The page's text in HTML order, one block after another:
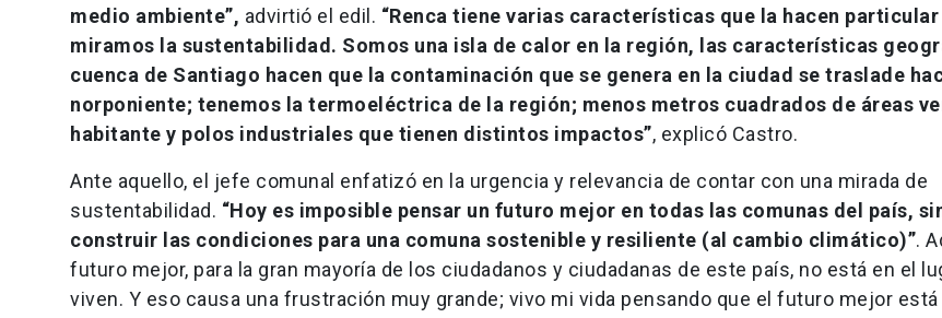
medio ambiente”, advirtió el edil. “Renca tiene varias características que la hacen
miramos la sustentabilidad. Somos una isla de calor en la región, las características
cuenca de Santiago hacen que la contaminación que se genera en la ciudad se traslade
norponiente; tenemos la termoeléctrica de la región; menos metros cuadrados de áreas
habitante y polos industriales que tienen distintos impactos”, explicó Castro.
Ante aquello, el jefe comunal enfatizó en la urgencia y relevancia de contar con una mirada de
sustentabilidad. “Hoy es imposible pensar un futuro mejor en todas las comunas del país,
construir las condiciones para una comuna sostenible y resiliente (al cambio climático)”.
futuro mejor, para la gran mayoría de los ciudadanos y ciudadanas de este país, no está en el
viven. Y eso causa una frustración muy grande; vivo mi vida pensando que el futuro mejor